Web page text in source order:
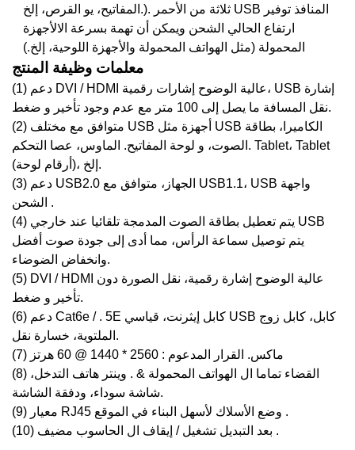
المفاتيح، يو القرص، إلخ.). ثلاثة من الأحمر USB المنافذ توفير
ارتفاع الحالي الشحن ويمكن أن تهمة بسرعة الالأجهزة
المحمولة (مثل الهواتف المحمولة والأجهزة اللوحية، إلخ.)
معلمات وظيفة المنتج
(1) دعم DVI / HDMI عالية الوضوح إشارات رقمية، USB إشارة
نقل المسافة ما يصل إلى 100 متر مع عدم وجود تأخير و
ضغط.
(2) متوافق مع مختلف USB أجهزة مثل USB الكاميرا، بطاقة
الصوت، و لوحة المفاتيح. الماوس، عصا التحكم. Tablet، Tablet
(أرقام لوحة)، إلخ.
(3) دعم USB2.0 الجهاز، متوافق مع USB1.1، USB واجهة
الشحن .
(4) يتم تعطيل بطاقة الصوت المدمجة تلقائيا عند خارجي USB
يتم توصيل سماعة الرأس، مما أدى إلى جودة صوت أفضل
وانخفاض الضوضاء.
(5) DVI / HDMI عالية الوضوح إشارة رقمية، نقل الصورة دون
تأخير و
ضغط.
(6)
دعم Cat6e / . 5E كابل إيثرنت، قياسي USB كابل، كابل زوج
الملتوية، خسارة نقل.
(7) ماكس. القرار المدعوم : 2560 * 1440 @ 60 هرتز
(8)
القضاء تماما ال الهواتف المحمولة & . وينتر هاتف التدخل،
شاشة سوداء، و
دفقة الشاشة.
(9)
معيار RJ45 وضع الأسلاك لأسهل البناء في الموقع .
(10)
بعد التبديل تشغيل / إيقاف ال الحاسوب مضيف .